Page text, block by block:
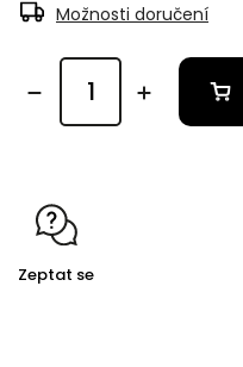
Možnosti doručení
Zeptat se